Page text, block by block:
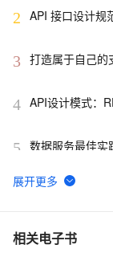
2 API 接口设计规
3 打造属于自己的
4 API设计模式：
5 数据服务最佳实
6 shopee API 接入
7 申请google
相关电子书